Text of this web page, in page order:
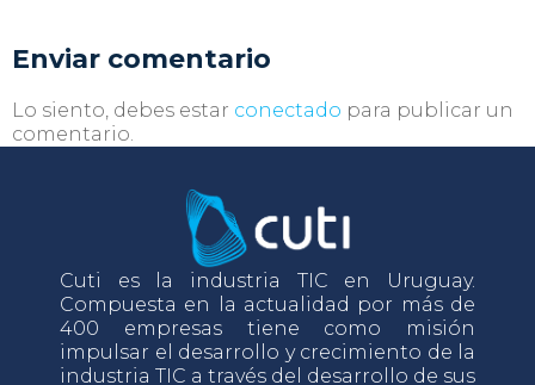
Enviar comentario
Lo siento, debes estar conectado para publicar un
comentario.
Cuti es la industria TIC en Uruguay.
Compuesta en la actualidad por más de
400 empresas tiene como misión
impulsar el desarrollo y crecimiento de la
industria TIC a través del desarrollo de sus